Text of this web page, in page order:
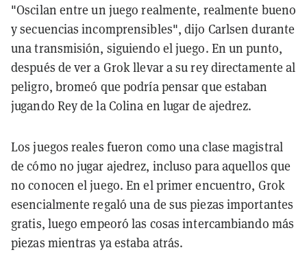
"Oscilan entre un juego realmente, realmente bueno
y secuencias incomprensibles", dijo Carlsen durante
una transmisión, siguiendo el juego. En un punto,
después de ver a Grok llevar a su rey directamente al
peligro, bromeó que podría pensar que estaban
jugando Rey de la Colina en lugar de ajedrez.
Los juegos reales fueron como una clase magistral
de cómo no jugar ajedrez, incluso para aquellos que
no conocen el juego. En el primer encuentro, Grok
esencialmente regaló una de sus piezas importantes
gratis, luego empeoró las cosas intercambiando más
piezas mientras ya estaba atrás.